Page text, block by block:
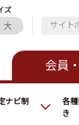
サイト
大
会員
ナビ制
各
き